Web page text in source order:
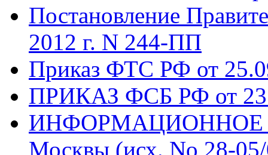
Постановление
2012 г. N 244-ПП
Приказ ФТС РФ от
ПРИКАЗ ФСБ РФ от 23
ИНФОРМАЦИОННОЕ
Москвы (исх. No 28-